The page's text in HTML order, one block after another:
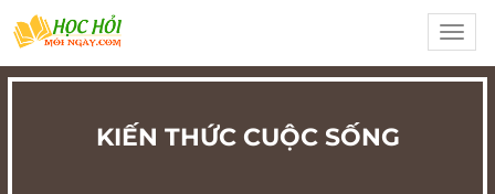
KIẾN THỨC CUỘC SỐNG